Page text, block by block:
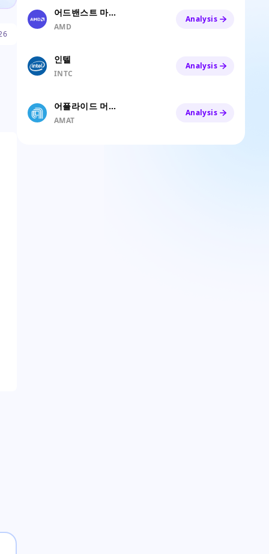
어드밴스트 마이크로 디바이시스
AMD
Analysis
인텔
INTC
Analysis
어플라이드 머티어리얼즈
AMAT
Analysis